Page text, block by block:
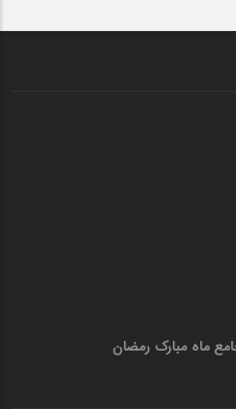
ماه مبارک رمضان